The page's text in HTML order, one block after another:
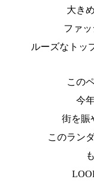
大き
ファ
ルーズなトッ
この
今
街を賑
このラン